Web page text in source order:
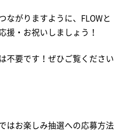
ながりますように、FLOWと
援・お祝いしましょう！
不要です！ぜひご覧ください
はお楽しみ抽選への応募方法